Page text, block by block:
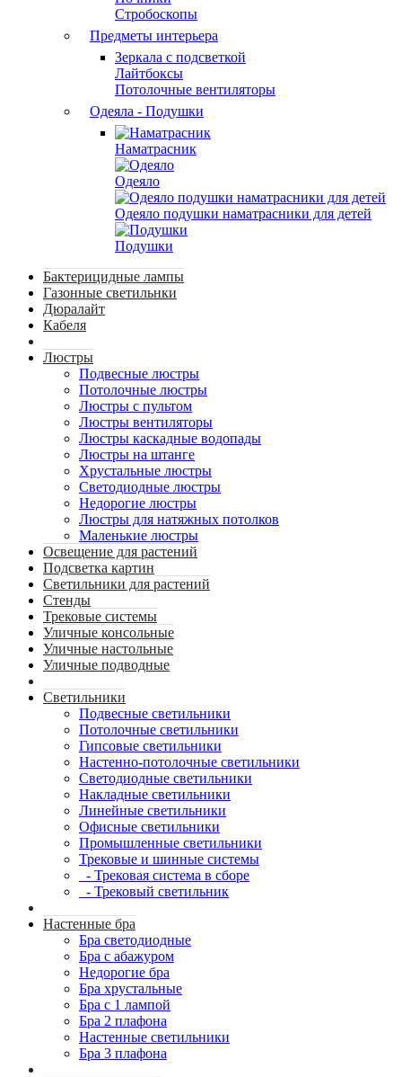
Стробоскопы
Предметы интерьера
Зеркала с подсветкой
Лайтбоксы
Потолочные вентиляторы
Одеяла - Подушки
Наматрасник
Одеяло
Одеяло подушки наматрасники для детей
Подушки
Бактерицидные лампы
Газонные светильнки
Дюралайт
Кабеля
Люстры
Подвесные люстры
Потолочные люстры
Люстры с пультом
Люстры вентиляторы
Люстры каскадные водопады
Люстры на штанге
Хрустальные люстры
Светодиодные люстры
Недорогие люстры
Люстры для натяжных потолков
Маленькие люстры
Освещение для растений
Подсветка картин
Светильники для растений
Стенды
Трековые системы
Уличные консольные
Уличные настольные
Уличные подводные
Светильники
Подвесные светильники
Потолочные светильники
Гипсовые светильники
Настенно-потолочные светильники
Светодиодные светильники
Накладные светильники
Линейные светильники
Офисные светильники
Промышленные светильники
Трековые и шинные системы
- Трековая система в сборе
- Трековый светильник
Настенные бра
Бра светодиодные
Бра с абажуром
Недорогие бра
Бра хрустальные
Бра с 1 лампой
Бра 2 плафона
Настенные светильники
Бра 3 плафона